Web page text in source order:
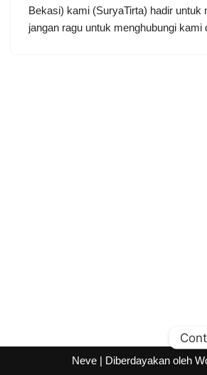
Bekasi) kami (SuryaTirta) hadir untuk
jangan ragu untuk menghubungi
Neve| Diberdayakan oleh